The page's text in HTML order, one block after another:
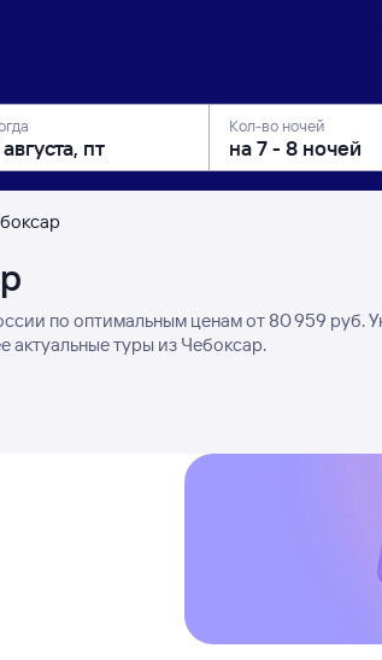
Кол-во ночей
по оптимальным ценам от 80 ⁠959 руб.
актуальные туры из Чебоксар.